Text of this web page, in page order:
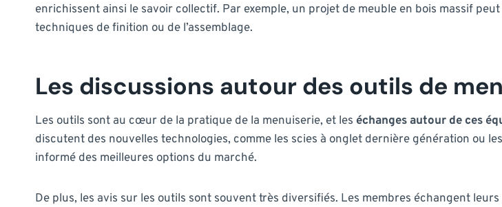
enrichissent ainsi le savoir collectif. Par exemple, un projet de meuble en bois massif
techniques de finition ou de l’assemblage.
Les discussions autour des outils de
Les outils sont au cœur de la pratique de la menuiserie, et les échanges autour de ces
discutent des nouvelles technologies, comme les scies à onglet dernière génération ou
informé des meilleures options du marché.
De plus, les avis sur les outils sont souvent très diversifiés. Les membres échangent